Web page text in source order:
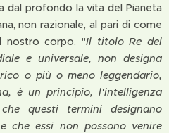
dal profondo la vita del Pianeta
non razionale, al pari di come
nostro corpo. "Il titolo Re del
e universale, non designa
o più o meno leggendario,
è un principio, l'intelligenza
questi termini designano
che essi non possono venire